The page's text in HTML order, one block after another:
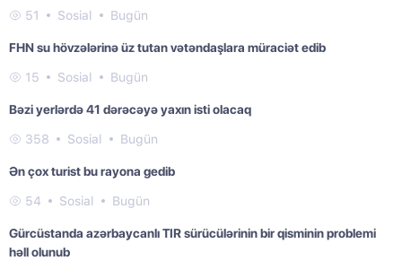
51 Sosial Bugün
FHN su hövzələrinə üz tutan vətəndaşlara müraciət edib
15 Sosial Bugün
Bəzi yerlərdə 41 dərəcəyə yaxın isti olacaq
358 Sosial Bugün
Ən çox turist bu rayona gedib
54 Sosial Bugün
Gürcüstanda azərbaycanlı TIR sürücülərinin bir qisminin problemi
həll olunub